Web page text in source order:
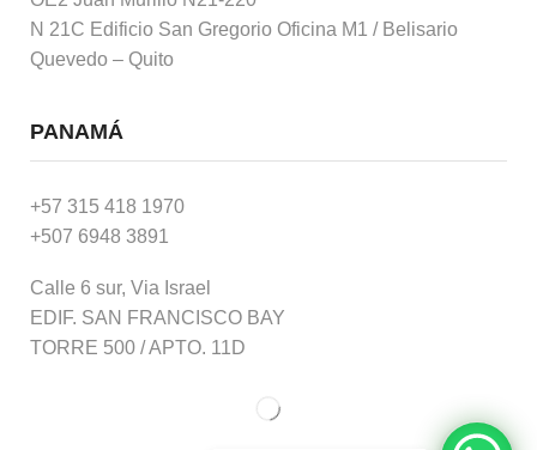
N 21C Edificio San Gregorio Oficina M1 / Belisario
Quevedo – Quito
PANAMÁ
+57 315 418 1970
+507 6948 3891
Calle 6 sur, Via Israel
EDIF. SAN FRANCISCO BAY
TORRE 500 / APTO. 11D